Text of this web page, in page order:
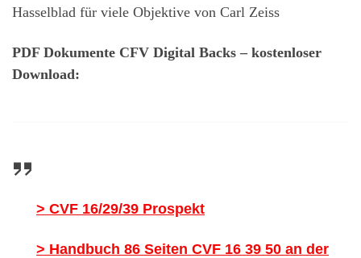
Hasselblad für viele Objektive von Carl Zeiss
PDF Dokumente CFV Digital Backs – kostenloser
Download:
> CVF 16/29/39 Prospekt
> Handbuch 86 Seiten CVF 16 39 50 an der